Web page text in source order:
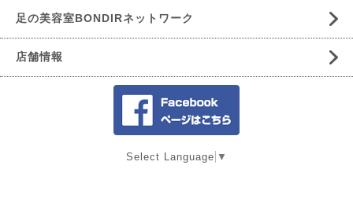
足の美容室BONDIRネットワーク
店舗情報
Select Language ▼